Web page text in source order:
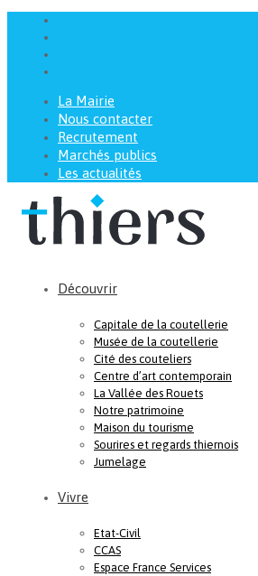
La Mairie
Nous contacter
Recrutement
Marchés publics
Les actualités
Découvrir
Capitale de la coutellerie
Musée de la coutellerie
Cité des couteliers
Centre d’art contemporain
La Vallée des Rouets
Notre patrimoine
Maison du tourisme
Sourires et regards thiernois
Jumelage
Vivre
Etat-Civil
CCAS
Espace France Services